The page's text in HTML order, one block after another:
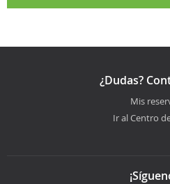
¿Dudas?
Mis
Ir al Centro